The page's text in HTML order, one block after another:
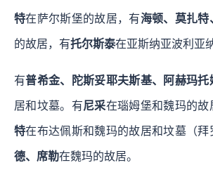
特在萨尔斯堡的故居，有海顿、莫扎特
的故居，有托尔斯泰在亚斯纳亚波利亚
有普希金、陀斯妥耶夫斯基、阿赫玛托
居和坟墓。有尼采在瑙姆堡和魏玛的故
特在布达佩斯和魏玛的故居和坟墓（拜
德、席勒在魏玛的故居。